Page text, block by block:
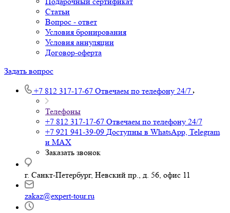
Статьи
Вопрос - ответ
Условия бронирования
Условия аннуляции
Договор-оферта
Задать вопрос
+7 812 317-17-67 Отвечаем по телефону 24/7
Телефоны
+7 812 317-17-67 Отвечаем по телефону 24/7
+7 921 941-39-09 Доступны в WhatsApp, Telegram
и MAX
Заказать звонок
г. Санкт-Петербург, Невский пр., д. 56, офис 11
zakaz@expert-tour.ru